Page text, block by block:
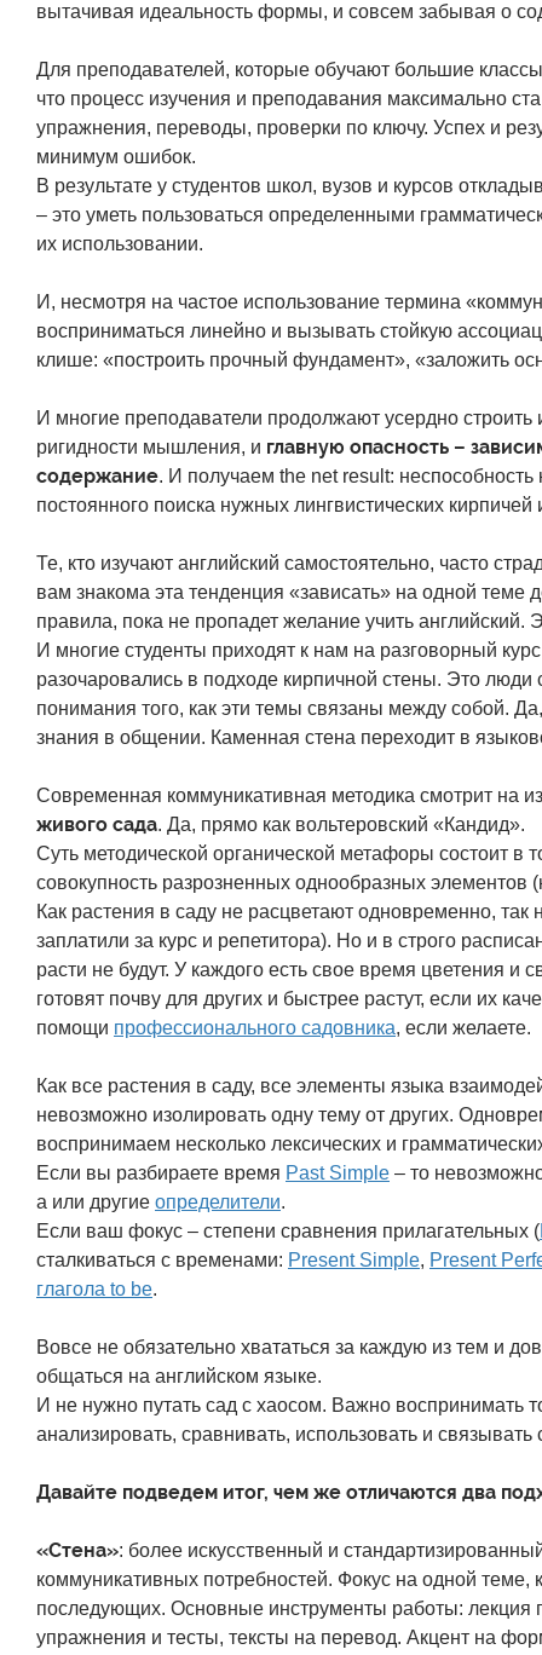
вытачивая идеальность формы, и совсем забывая о
Для преподавателей, которые обучают большие
что процесс изучения и преподавания максимально
упражнения, переводы, проверки по ключу. Успех и
минимум ошибок.
В результате у студентов школ, вузов и курсов
– это уметь пользоваться определенными
их использовании.
И, несмотря на частое использование термина
восприниматься линейно и вызывать стойкую
клише: «построить прочный фундамент», «заложить
И многие преподаватели продолжают усердно
ригидности мышления, и главную опасность –
содержание. И получаем the net result:
постоянного поиска нужных лингвистических
Те, кто изучают английский самостоятельно, часто
вам знакома эта тенденция «зависать» на одной теме
правила, пока не пропадет желание учить
И многие студенты приходят к нам на разговорный
разочаровались в подходе кирпичной стены. Это
понимания того, как эти темы связаны между собой.
знания в общении. Каменная стена переходит в
Современная коммуникативная методика смотрит на
живого сада. Да, прямо как вольтеровский «Кандид».
Суть методической органической метафоры состоит в
совокупность разрозненных однообразных элементов
Как растения в саду не расцветают одновременно, так
заплатили за курс и репетитора). Но и в строго
расти не будут. У каждого есть свое время цветения и
готовят почву для других и быстрее растут, если их
помощи профессионального садовника, если желаете.
Как все растения в саду, все элементы языка
невозможно изолировать одну тему от других.
воспринимаем несколько лексических и
Если вы разбираете время Past Simple – то
а или другие определители.
Если ваш фокус – степени сравнения прилагательных (
сталкиваться с временами: Present Simple, Present
глагола to be.
Вовсе не обязательно хвататься за каждую из тем и
общаться на английском языке.
И не нужно путать сад с хаосом. Важно воспринимать
анализировать, сравнивать, использовать и
Давайте подведем итог, чем же отличаются два
«Стена»: более искусственный и
коммуникативных потребностей. Фокус на одной теме,
последующих. Основные инструменты работы: лекция
упражнения и тесты, тексты на перевод. Акцент на